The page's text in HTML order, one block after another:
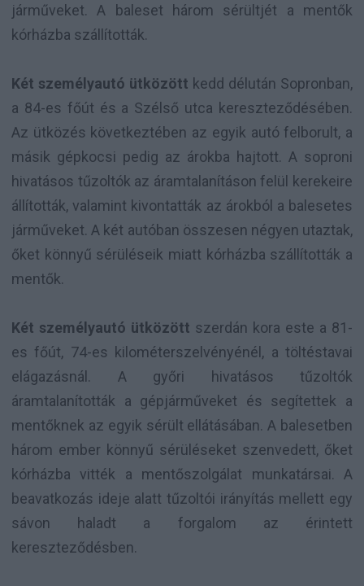
járműveket. A baleset három sérültjét a mentők
kórházba szállították.
Két személyautó ütközött kedd délután Sopronban,
a 84-es főút és a Szélső utca kereszteződésében.
Az ütközés következtében az egyik autó felborult, a
másik gépkocsi pedig az árokba hajtott. A soproni
hivatásos tűzoltók az áramtalanításon felül kerekeire
állították, valamint kivontatták az árokból a balesetes
járműveket. A két autóban összesen négyen utaztak,
őket könnyű sérüléseik miatt kórházba szállították a
mentők.
Két személyautó ütközött szerdán kora este a 81-
es főút, 74-es kilométerszelvényénél, a töltéstavai
elágazásnál. A győri hivatásos tűzoltók
áramtalanították a gépjárműveket és segítettek a
mentőknek az egyik sérült ellátásában. A balesetben
három ember könnyű sérüléseket szenvedett, őket
kórházba vitték a mentőszolgálat munkatársai. A
beavatkozás ideje alatt tűzoltói irányítás mellett egy
sávon haladt a forgalom az érintett
kereszteződésben.